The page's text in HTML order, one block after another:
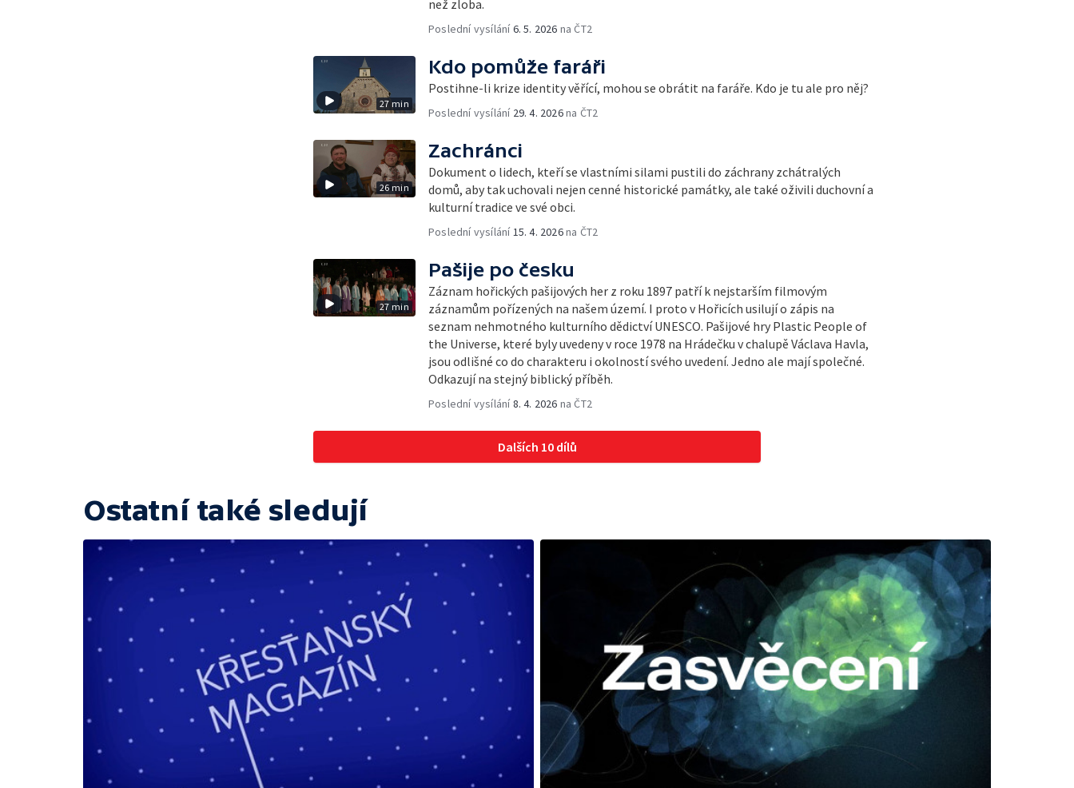
než zloba.
Poslední vysílání6. 5. 2026 na ČT2
27 min
Kdo pomůže faráři
Postihne-li krize identity věřící, mohou se obrátit na faráře. Kdo je tu ale pro něj?
Poslední vysílání 29. 4. 2026na ČT2
26 min
Zachránci
Dokument o lidech, kteří se vlastními silami pustili do záchrany zchátralých
domů, aby tak uchovali nejen cenné historické památky, ale také oživili duchovní a
kulturní tradice ve své obci.
Poslední vysílání 15. 4. 2026na ČT2
27 min
Pašije po česku
Záznam hořických pašijových her z roku 1897 patří k nejstarším filmovým
záznamům pořízených na našem území. I proto v Hořicích usilují o zápis na
seznam nehmotného kulturního dědictví UNESCO. Pašijové hry Plastic People of
the Universe, které byly uvedeny v roce 1978 na Hrádečku v chalupě Václava Havla,
jsou odlišné co do charakteru i okolností svého uvedení. Jedno ale mají společné.
Odkazují na stejný biblický příběh.
Poslední vysílání8. 4. 2026 na ČT2
Dalších 10 dílů
Ostatní také sledují